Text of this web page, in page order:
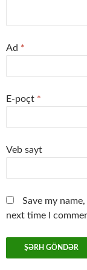
Ad *
E-poçt *
Veb sayt
Save my
next time I